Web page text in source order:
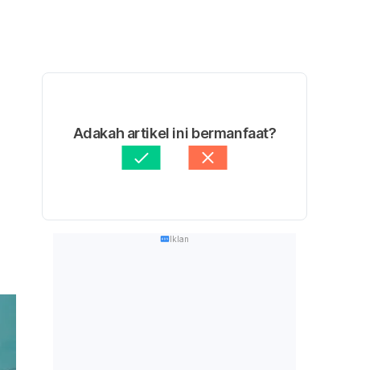
Adakah artikel ini bermanfaat?
Iklan